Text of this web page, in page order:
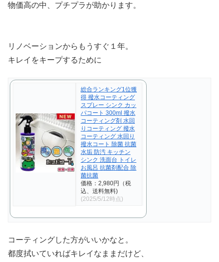
物価高の中、プチプラが助かります。
リノベーションからもうすぐ１年。
キレイをキープするために
総合ランキング1位獲
得 撥水コーティング
スプレー シンク カッ
パコート 300ml 撥水
コーティング剤 水回
りコーティング 撥水
コーティング 水回り
撥水コート 除菌 抗菌
水垢 防汚 キッチン
シンク 洗面台 トイレ
お風呂 抗菌剤配合 除
菌抗菌
価格：2,980円（税
込、送料無料)
(2025/5/12時点)
コーティングした方がいいかなと。
都度拭いていればキレイなままだけど、